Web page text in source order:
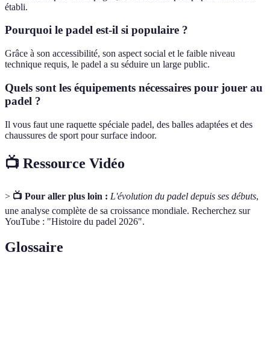
établi.
Pourquoi le padel est-il si populaire ?
Grâce à son accessibilité, son aspect social et le faible niveau
technique requis, le padel a su séduire un large public.
Quels sont les équipements nécessaires pour jouer au
padel ?
Il vous faut une raquette spéciale padel, des balles adaptées et des
chaussures de sport pour surface indoor.
📺 Ressource Vidéo
> 📺 Pour aller plus loin : L'évolution du padel depuis ses débuts,
une analyse complète de sa croissance mondiale. Recherchez sur
YouTube : "Histoire du padel 2026".
Glossaire